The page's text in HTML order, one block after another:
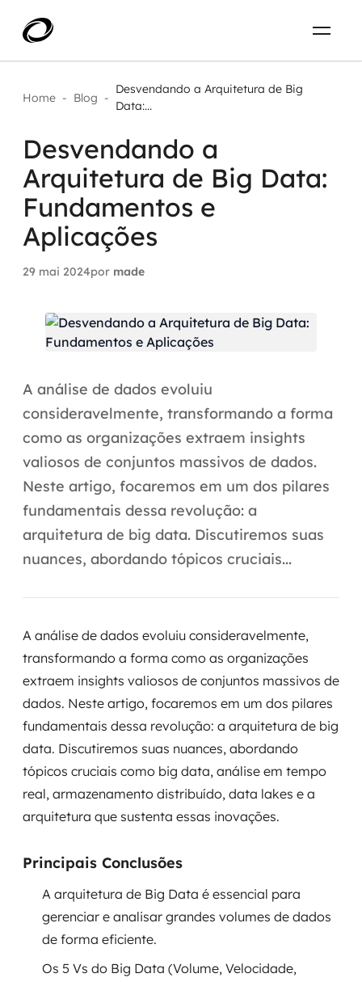
Aplicar IA com impacto real
AI / Machine Learning
IA Generativa
Aceleradores de IA
Integração de IA
RPA e hiperautomação
Transformar dados em decisão
Data Analytics
Data Platforms
Business Intelligence
Data Lakes & Warehouses
Governança de dados
Modernização de aplicações
Desenvolvimento web e mobile
Modernização tecnológica
Arquitetura de soluções
Migração para Cloud
Transformação digital
Projetos
Carreira
Home - Blog -
Desvendando a Arquitetura de Big
Data:...
Desvendando a
Arquitetura de Big Data:
Fundamentos e
Aplicações
29 mai 2024por made
A análise de dados evoluiu
consideravelmente, transformando a forma
como as organizações extraem insights
valiosos de conjuntos massivos de dados.
Neste artigo, focaremos em um dos pilares
fundamentais dessa revolução: a
arquitetura de big data. Discutiremos suas
nuances, abordando tópicos cruciais...
A análise de dados evoluiu consideravelmente,
transformando a forma como as organizações
extraem insights valiosos de conjuntos massivos de
dados. Neste artigo, focaremos em um dos pilares
fundamentais dessa revolução: a arquitetura de big
data. Discutiremos suas nuances, abordando
tópicos cruciais como big data, análise em tempo
real, armazenamento distribuído, data lakes e a
arquitetura que sustenta essas inovações.
Principais Conclusões
A arquitetura de Big Data é essencial para
gerenciar e analisar grandes volumes de dados
de forma eficiente.
Os 5 Vs do Big Data (Volume, Velocidade,